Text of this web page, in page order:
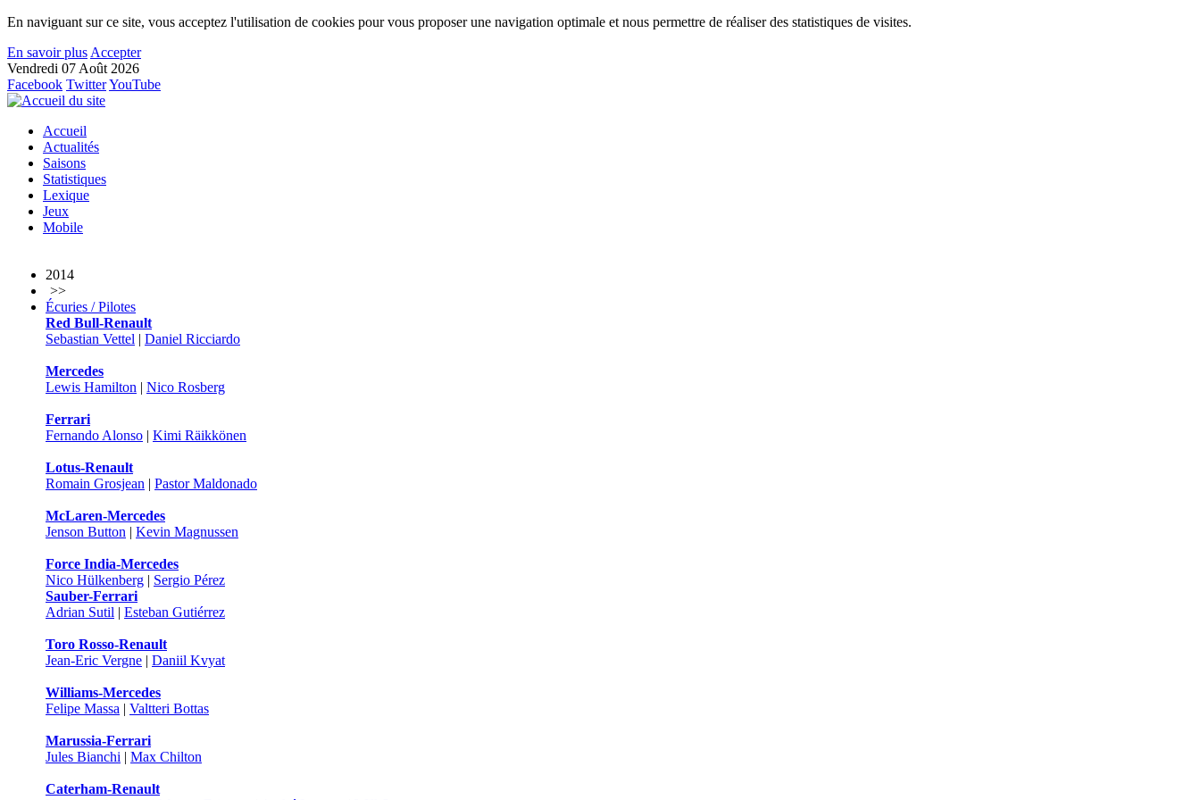
En naviguant sur ce site, vous acceptez l'utilisation de cookies pour vous proposer une navigation optimale et nous permettre de réaliser des statistiques de visites.
En savoir plus Accepter
Vendredi 07 Août 2026
Facebook TwitterYouTube
Accueil
Actualités
Saisons
Statistiques
Lexique
Jeux
Mobile
2014
>>
Écuries / Pilotes
Red Bull-Renault
Sebastian Vettel | Daniel Ricciardo
Mercedes
Lewis Hamilton | Nico Rosberg
Ferrari
Fernando Alonso | Kimi Räikkönen
Lotus-Renault
Romain Grosjean | Pastor Maldonado
McLaren-Mercedes
Jenson Button | Kevin Magnussen
Force India-Mercedes
Nico Hülkenberg | Sergio Pérez
Sauber-Ferrari
Adrian Sutil | Esteban Gutiérrez
Toro Rosso-Renault
Jean-Eric Vergne | Daniil Kvyat
Williams-Mercedes
Felipe Massa | Valtteri Bottas
Marussia-Ferrari
Jules Bianchi | Max Chilton
Caterham-Renault